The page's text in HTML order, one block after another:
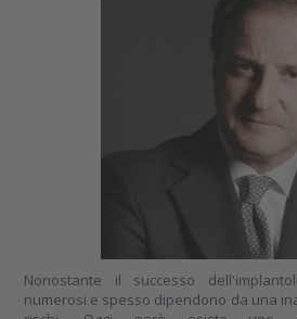
Nonostante il successo
numerosi e spesso dipendono da una